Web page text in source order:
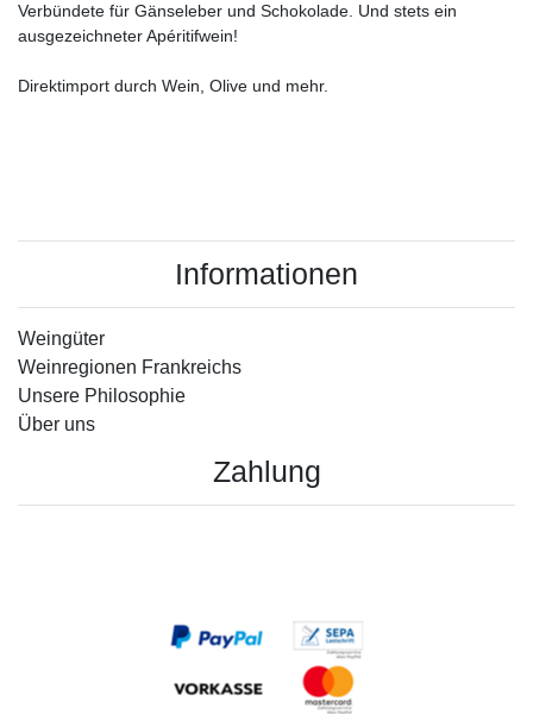
Verbündete für Gänseleber und Schokolade. Und stets ein
ausgezeichneter Apéritifwein!
Direktimport durch Wein, Olive und mehr.
Informationen
Weingüter
Weinregionen Frankreichs
Unsere Philosophie
Über uns
Zahlung